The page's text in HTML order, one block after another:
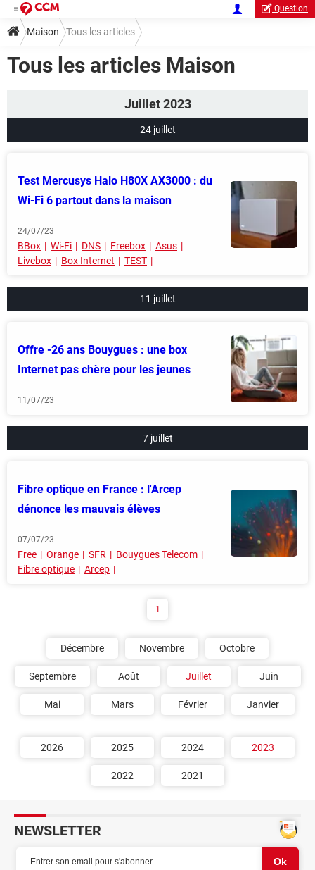
Question
Maison Tous les articles
Tous les articles Maison
Juillet 2023
24 juillet
Test Mercusys Halo H80X AX3000 : du
Wi-Fi 6 partout dans la maison
24/07/23
BBox Wi-Fi DNS Freebox
Asus
Livebox
Box Internet TEST
11 juillet
Offre -26 ans Bouygues : une box
Internet pas chère pour les jeunes
11/07/23
7 juillet
Fibre optique en France : l'Arcep
dénonce les mauvais élèves
07/07/23
Free Orange SFR
Bouygues Telecom
Fibre optique
Arcep
1
Décembre Novembre Octobre
Septembre Août Juillet Juin
Mai Mars Février Janvier
2026 2025 2024 2023
2022 2021
NEWSLETTER